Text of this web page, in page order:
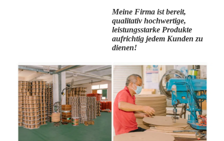
Meine Firma ist bereit,
qualitativ hochwertige,
leistungsstarke Produkte
aufrichtig jedem Kunden zu
dienen!